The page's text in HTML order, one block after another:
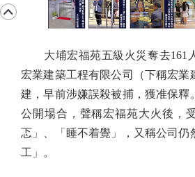
大埔宏福苑五級火災奪去161
宏業建築工程有限公司（下稱宏業
建，早前涉嫌誤殺被捕，獲准保釋
公開場合，聲稱宏福苑大火後，
忑」、「睡不着覺」，又稱公司仍
工」。